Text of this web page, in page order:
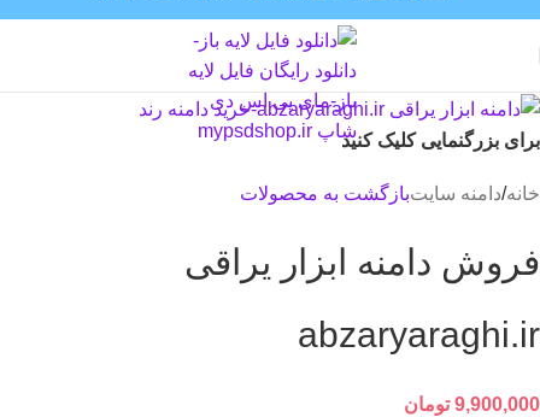
برای بزرگنمایی کلیک کنید
خانه/دامنه سایتبازگشت به محصولات
فروش دامنه ابزار یراقی
abzaryaraghi.ir
9,900,000 تومان